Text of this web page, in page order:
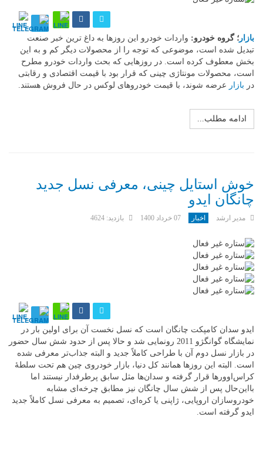
بازار ؛ گروه خودرو: واردات خودرو این روزها به داغ ترین خبر صنعت
تبدیل شده است، موضوعی که توجه را از محصولات دیگر کم و به این
بخش معطوف کرده است. در روزهایی که بحث واردات خودرو مطرح
است، محصولات مونتاژی چینی که قرار بود با قیمت اقتصادی و رقابتی
در بازار عرضه شوند، با قیمت خودروهای لوکس در حال فروش هستند.
ادامه مطلب...
خوش استایل چینی، معرفی نسل جدید
چانگان ایدو
مدیر ارشد اخبار 07 خرداد 1400 بازدید: 4624
ایدو سدان کامپکت چانگان است که نسل نخست آن برای اولین بار در
نمایشگاه گوانگژو 2011 رونمایی شد و حالا پس از حدود شش سال حضور
در بازار نسل دوم آن با طراحی کاملاً جدید و البته جذاب‌تر معرفی شده
است. البته این روزها همانند کل دنیا، بازار خودروی چین هم تحت سلطهٔ
کراس‌اوورها قرار گرفته و سدان‌ها مثل سابق پرطرفدار نیستند اما
بااین‌حال پس از شش سال چانگان نیز مطابق چرخه‌ای مشابه
خودروسازان اروپایی، ژاپنی یا کره‌ای، تصمیم به معرفی نسل کاملاً جدید
ایدو گرفته است.